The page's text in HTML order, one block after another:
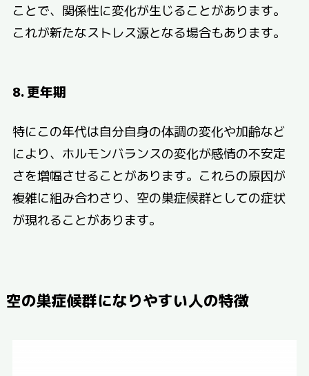
ことで、関係性に変化が生じることがあります。
これが新たなストレス源となる場合もあります。
8. 更年期
特にこの年代は自分自身の体調の変化や加齢など
により、ホルモンバランスの変化が感情の不安定
さを増幅させることがあります。これらの原因が
複雑に組み合わさり、空の巣症候群としての症状
が現れることがあります。
空の巣症候群になりやすい人の特徴